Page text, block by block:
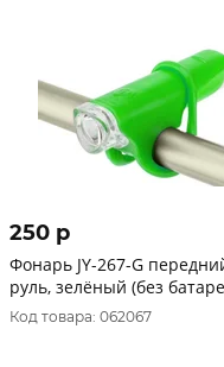
250 p
Фонарь JY-267-G
руль, зелёный (без
Код товара: 062067